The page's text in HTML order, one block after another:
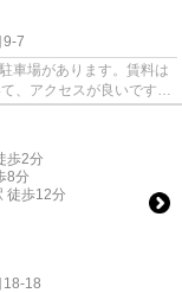
9-7
車場があります。賃料は
、アクセスが良いです。
歩2分
8分
徒歩12分
18-18